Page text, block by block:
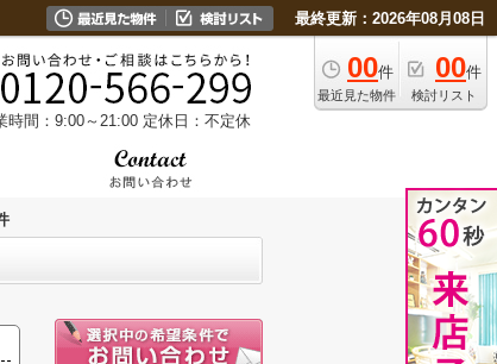
最終更新：2026年08月08日
00件
最近見た物件
00件
検討リスト
時間：9:00～21:00 定休日：不定休